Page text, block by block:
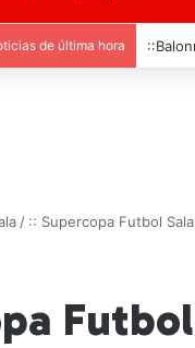
de última hora
/ :: Supercopa Futbol